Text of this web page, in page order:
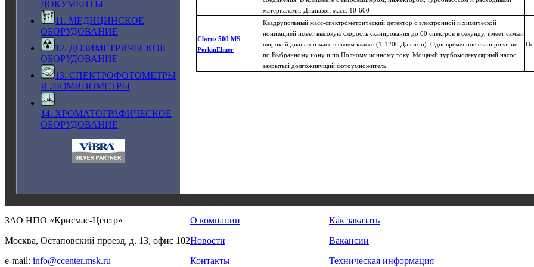
ДОКУМЕНТЫ
11. МЕДИЦИНСКОЕ
ОБОРУДОВАНИЕ
12. ДОЗИМЕТРИЧЕСКОЕ
ОБОРУДОВАНИЕ
13. СПЕКТРОФОТОМЕТРЫ
И ЛЮМИНОМЕТРЫ
14. ХРОМАТОГРАФИЧЕСКОЕ
ОБОРУДОВАНИЕ
материалами. Диапазон масс: 10-600
Clarus 500 MS
PerkinElmer
Квадрупольный масс-спектрометрический детектор с электронной и химической
ионизацией имеет высокую скорость сканирования до 60 спектров в секунду, имеет самый
широкий диапазон масс в своем классе (1-1200 Дальтон). Одновременное сканирование
по Выбранному иону и по Полному ионному току. Мощный турбомолекулярный насос,
закрытый долгоживущий фотоумножитель.
По
ЗАО НПО «Крисмас-Центр»
Москва, Остаповский проезд, д. 13, офис 102
e-mail: info@ccenter.msk.ru
О компании
Новости
Контакты
Как заказать
Вакансии
Техническая информация